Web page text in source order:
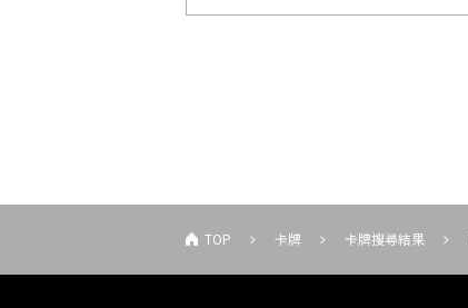
TOP 卡牌 卡牌搜尋結果